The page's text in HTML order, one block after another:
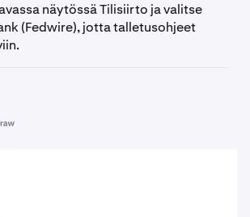
näytössä Tilisiirto ja valitse
(Fedwire), jotta talletusohjeet